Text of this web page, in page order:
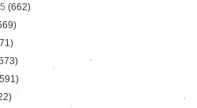
(662)